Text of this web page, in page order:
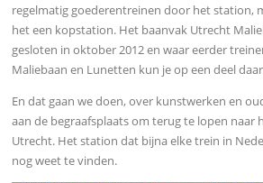
regelmatig goederentreinen door het station,
het een kopstation. Het baanvak Utrecht
gesloten in oktober 2012 en waar eerder
Maliebaan en Lunetten kun je op een deel
En dat gaan we doen, over kunstwerken en
aan de begraafsplaats om terug te lopen naar
Utrecht. Het station dat bijna elke trein in
nog weet te vinden.